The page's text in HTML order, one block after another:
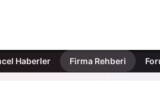
Haberler Firma Rehberi